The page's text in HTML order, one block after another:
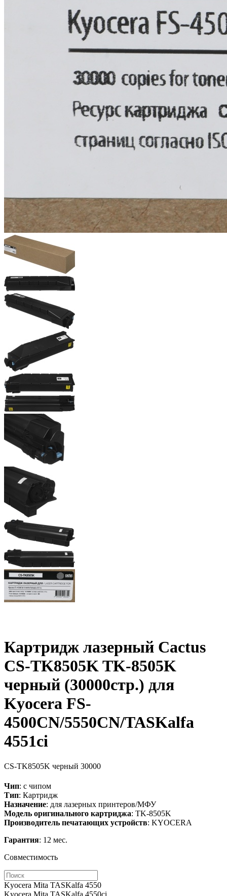
Картридж лазерный Cactus
CS-TK8505K TK-8505K
черный (30000стр.) для
Kyocera FS-
4500CN/5550CN/TASKalfa
4551ci
CS-TK8505K черный 30000
Чип: с чипом
Тип: Картридж
Назначение: для лазерных принтеров/МФУ
Модель оригинального картриджа: TK-8505K
Производитель печатающих устройств: KYOCERA
Гарантия: 12 мес.
Совместимость
Kyocera Mita TASKalfa 4550
Kyocera Mita TASKalfa 4550ci